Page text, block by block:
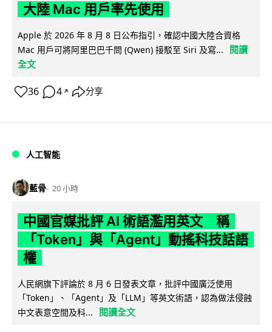
大陸 Mac 用戶率先使用
Apple 於 2026 年 8 月 8 日公布指引，確認中國大陸合資格
Mac 用戶可將阿里巴巴千問 (Qwen) 接駁至 Siri 及寫...
閱讀
全文
36 4 ↗ 分享
人工智能
藍骨 20 小時
中國官媒批評 AI 術語濫用英文 稱
「Token」與「Agent」動搖科技話語
權
人民網旗下評論於 8 月 6 日發表文章，批評中國廣泛使用
「Token」、「Agent」及「LLM」等英文術語，認為做法侵蝕
中文表意空間及科...
閱讀全文